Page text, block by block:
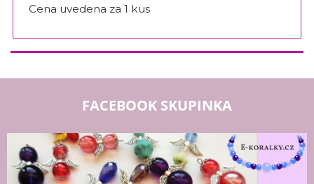
Cena uvedena za 1 kus
FACEBOOK SKUPINKA